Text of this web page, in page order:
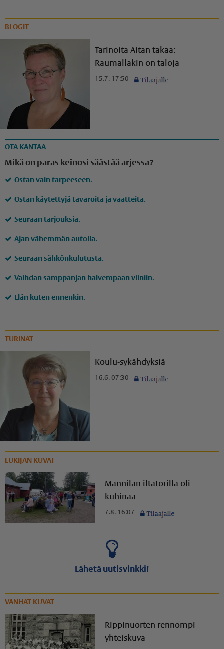
BLOGIT
Tarinoita Aitan takaa:
Raumallakin on taloja
15.7. 17:50
OTA KANTAA
Mikä on paras keinosi säästää arjessa?
Ostan vain tarpeeseen.
Ostan käytettyjä tavaroita ja vaatteita.
Seuraan tarjouksia.
Ajan vähemmän autolla.
Seuraan sähkönkulutusta.
Vaihdan samppanjan halvempaan viiniin.
Elän kuten ennenkin.
TURINAT
Koulu-sykähdyksiä
16.6. 07:30
LUKIJAN KUVAT
Mannilan iltatorilla oli
kuhinaa
7.8. 16:07
Lähetä uutisvinkki!
VANHAT KUVAT
Rippinuorten rennompi
yhteiskuva